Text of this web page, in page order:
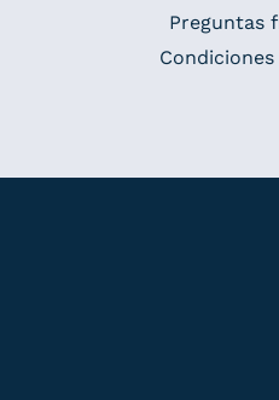
Preguntas